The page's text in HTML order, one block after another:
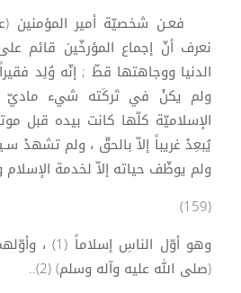
فعـن شخصيّة أمير المؤمنين
نعرف أنّ إجماع المؤرخّين قائم
الدنيا ووجاهتها قطّ ; إنّه وُلِد
ولم يكنْ في تَركَته شيء ماديّ
الإسلاميّة كلّها كانت بيده قبل
يُبعِدْ غريباً إلاّ بالحقّ ، ولم تشهدْ
ولم يوظّف حياته إلاّ لخدمة الإسلام
(159)
وهو أوّل الناسِ
(صلى الله عليه وآله وسلم) (2)..